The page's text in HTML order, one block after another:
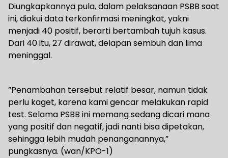
Diungkapkannya pula, dalam pelaksanaan PSBB saat
ini, diakui data terkonfirmasi meningkat, yakni
menjadi 40 positif, berarti bertambah tujuh kasus.
Dari 40 itu, 27 dirawat, delapan sembuh dan lima
meninggal.
”Penambahan tersebut relatif besar, namun tidak
perlu kaget, karena kami gencar melakukan rapid
test. Selama PSBB ini memang sedang dicari mana
yang positif dan negatif, jadi nanti bisa dipetakan,
sehingga lebih mudah penanganannya,”
pungkasnya. (wan/KPO-1)